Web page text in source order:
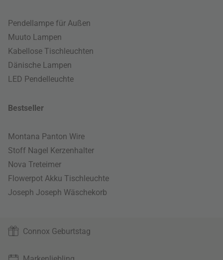
Pendellampe für Außen
Muuto Lampen
Kabellose Tischleuchten
Dänische Lampen
LED Pendelleuchte
Bestseller
Montana Panton Wire
Stoff Nagel Kerzenhalter
Nova Treteimer
Flowerpot Akku Tischleuchte
Joseph Joseph Wäschekorb
Connox Geburtstag